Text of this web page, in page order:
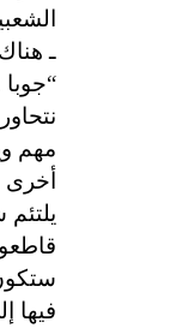
ـ
مهم
أخرى
فيها